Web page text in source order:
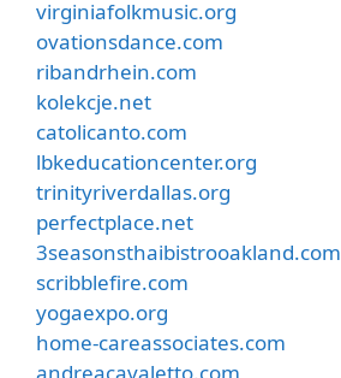
virginiafolkmusic.org
ovationsdance.com
ribandrhein.com
kolekcje.net
catolicanto.com
lbkeducationcenter.org
trinityriverdallas.org
perfectplace.net
3seasonsthaibistrooakland.com
scribblefire.com
yogaexpo.org
home-careassociates.com
andreacavaletto.com